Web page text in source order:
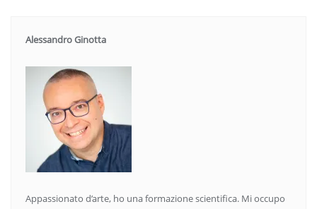
Alessandro Ginotta
Appassionato d’arte, ho una formazione scientifica. Mi occupo